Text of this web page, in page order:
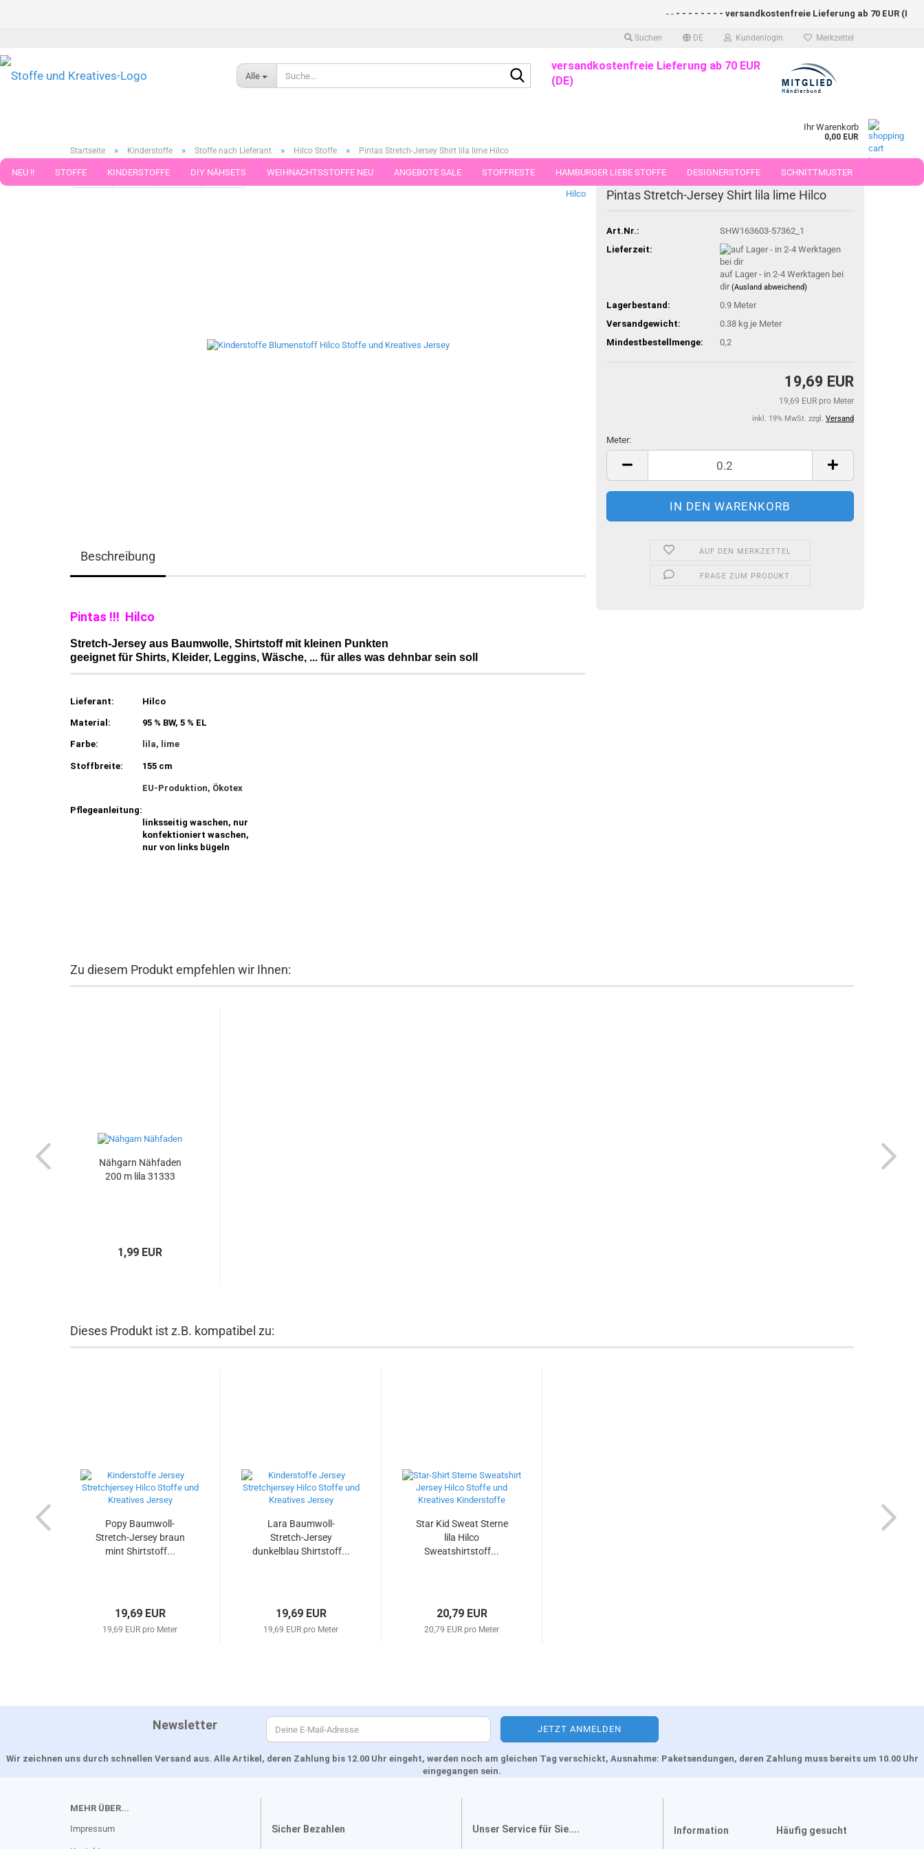
Suchen DE Kundenlogin Merkzettel
- - - - - - - - versandkostenfreie Lieferung ab 70 EUR (DE)-
Alle
Suche...versandkostenfreie Lieferung ab 70 EUR
(DE)
Ihr Warenkorb
0,00 EUR
NEU !! STOFFE KINDERSTOFFE DIY NÄHSETS WEIHNACHTSSTOFFE NEU ANGEBOTE SALE STOFFRESTE HAMBURGER LIEBE STOFFE DESIGNERSTOFFE SCHNITTMUSTER
STOFFE IN STÜCKEN VON 25 UND 50 CM
Startseite » Kinderstoffe » Stoffe nach Lieferant » Hilco Stoffe » Pintas Stretch-Jersey Shirt lila lime Hilco
« Erster « zurück weiter » Letzter »
Artikel in dieser Kategorie
Hilco
Pintas Stretch-Jersey Shirt lila lime Hilco
Art.Nr.:
SHW163603-57362_1
Lieferzeit:
auf Lager - in 2-4 Werktagen bei
dir(Ausland abweichend)
Lagerbestand: 0.9 Meter
Versandgewicht:
0.38 kg je Meter
Mindestbestellmenge:
0,2
19,69 EUR
19,69 EUR pro Meter
inkl. 19% MwSt. zzgl. Versand
Meter:
Meter
AUF DEN MERKZETTEL
FRAGE ZUM PRODUKT
Beschreibung
Pintas !!! Hilco
Stretch-Jersey aus Baumwolle, Shirtstoff mit kleinen Punkten
geeignet für Shirts, Kleider, Leggins, Wäsche, ... für alles was dehnbar sein soll
Lieferant: Hilco
Material: 95 % BW, 5 % EL
Farbe: lila, lime
Stoffbreite: 155 cm
EU-Produktion, Ökotex
Pflegeanleitung:
linksseitig waschen, nur
konfektioniert waschen,
nur von links bügeln
Zu diesem Produkt empfehlen wir Ihnen:
Nähgarn Nähfaden
200 m lila 31333
1,99 EUR
Dieses Produkt ist z.B. kompatibel zu:
Popy Baumwoll-
Stretch-Jersey braun
mint Shirtstoff...
19,69 EUR
19,69 EUR pro Meter
Lara Baumwoll-
Stretch-Jersey
dunkelblau Shirtstoff...
19,69 EUR
19,69 EUR pro Meter
Star Kid Sweat Sterne
lila Hilco
Sweatshirtstoff...
20,79 EUR
20,79 EUR pro Meter
Newsletter
Wir zeichnen uns durch schnellen Versand aus. Alle Artikel, deren Zahlung bis 12.00 Uhr eingeht, werden noch am gleichen Tag verschickt, Ausnahme: Paketsendungen, deren Zahlung muss bereits um 10.00 Uhr
eingegangen sein.
MEHR ÜBER...
Impressum
Sicher Bezahlen Unser Service für Sie.... Information Häufig gesucht